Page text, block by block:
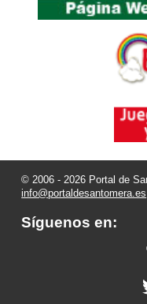
© 2006 - 2026 Portal de
info@portaldesantomera.es
Síguenos en: